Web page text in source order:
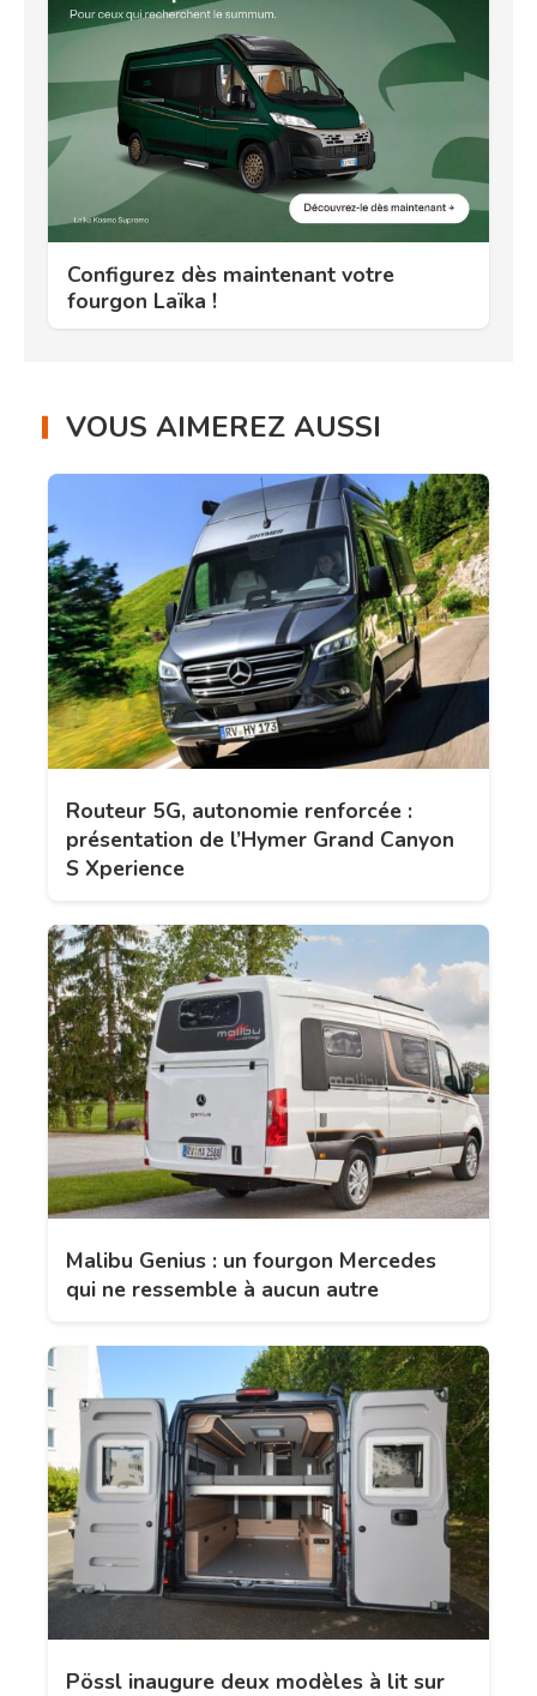
Configurez dès maintenant votre
fourgon Laïka !
VOUS AIMEREZ AUSSI
Routeur 5G, autonomie renforcée :
présentation de l’Hymer Grand Canyon
S Xperience
Malibu Genius : un fourgon Mercedes
qui ne ressemble à aucun autre
Pössl inaugure deux modèles à lit sur